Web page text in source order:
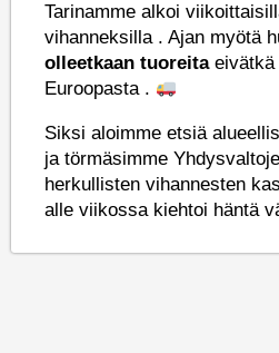
Tarinamme alkoi
vihanneksilla . Ajan myötä
olleetkaan tuoreitaeivätkä
Euroopasta .
Siksi aloimme etsiä
ja törmäsimme
herkullisten vihannesten
alle viikossa kiehtoi häntä